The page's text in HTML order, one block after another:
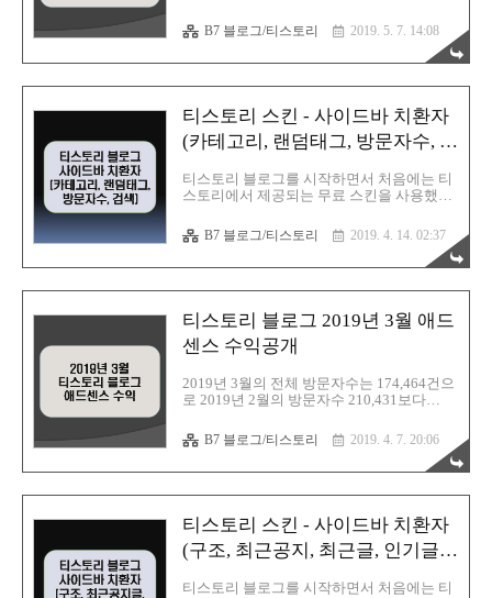
지만 애드센스 수익은 14.61‬달러가 감소하였
다. 3월 검색유입은 다음이 51.18%, 구글이
45.97% 순으로 다음이 약간 우세하였었고, 4
로 나타났다. 네이트와 네이버는 2%미만의
검색유입이 있었다. 2019년 4월 한달동안의
방문자수와 수익변화에 대해 정리해본다. 1.
티스토리 블로그 검색유입 2. 2019년 3월 애
드센스 수익 3. 2019년 3월 애널리틱스 차트
티스토리 블로그 2019년 4월 애드센스 수익
공개 티스토리 블로그 2019년 3월 애드센스
수익공개 : https://barista7.ti..
B7 블로그/티스토리 2019. 5. 7. 14:08
티스토리 스킨 - 사이드바 치환자
(카테고리, 랜덤태그, 방문자수, 검
티스토리 블로그를 시작하면서 처음에는 티
스토리에서 제공되는 무료 스킨을 사용했다.
FastBoot 스킨으로 변경하였고, 지금까지 사
용중이다. 티스토리 시스템은 조금씩 변화가
있는데, FastBoot 스킨의 발전적인 변화는 없
포스팅한 글에 의존하면서 하루하루 조금씩
스킨을 수정하고 있는 실정이다. 티스토리
블로그가 어떤구조로 되어있는지 어떤 파일
들이 있는지 모른채 시작했었다. 오류를 하
나씩 수정하면서 어떤파일이 있는지 알게 되
었고, html, css, js에 사용된 코드를 공부해야
겠다는 생각이 들었다. 그래서 티스토리 블
로그의 기본인 파일 구조부터 시작해서 티스
보았다..
B7 블로그/티스토리 2019. 4. 14. 02:37
티스토리 블로그 2019년 3월 애드
센스 수익공개
2019년 3월의 전체 방문자수는 174,464건으
로 2019년 2월의 방문자수 210,431보다
였지만 애드센스 수익은 +116.045달러가 증
가하였다. 2월 검색유입은 구글이 58.23% 다
음이 39.58%로 구글이 우세하였으나, 3월에
45.97% 순으로 나타났다. 네이트와 네이버
는 2%미만의 검색유입이 있었다. 2019년 3
월 한달동안의 방문자수와 수익변화에 대해
정리해본다. 1. 티스토리 블로그 검색유입 2.
2019년 3월 애드센스 수익 3. 2019년 3월 애
널리틱스 차트 티스토리 블로그 2019년 3월
B7 블로그/티스토리 2019. 4. 7. 20:06
티스토리 스킨 - 사이드바 치환자
(구조, 최근공지, 최근글, 인기글,
티스토리 블로그를 시작하면서 처음에는 티